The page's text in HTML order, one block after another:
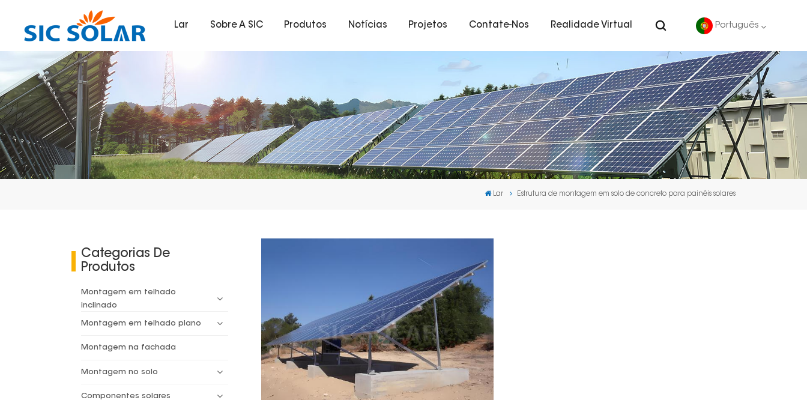
Lar Sobre A SIC Produtos Notícias Projetos Contate-Nos Realidade Virtual Português
English
Deutsch
español
português
Lar Estrutura de montagem em solo de concreto para painéis solares
Categorias De
Produtos
Montagem em telhado
inclinado
Montagem em telhado plano
Montagem na fachada
Montagem no solo
Componentes solares